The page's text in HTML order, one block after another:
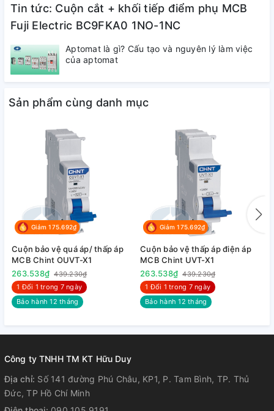
Tin tức: Cuộn cắt + khối tiếp điểm phụ MCB
Fuji Electric BC9FKA0 1NO-1NC
Aptomat là gì? Cấu tạo và nguyên lý làm việc
của aptomat
Sản phẩm cùng danh mục
Giảm 175.692₫
Cuộn bảo vệ quá áp/ thấp áp
MCB Chint OUVT-X1
263.538₫ 439.230₫
1 Đổi 1 trong 7 ngày
Bảo hành 12 tháng
Giảm 175.692₫
Cuộn bảo vệ thấp áp điện áp
MCB Chint UVT-X1
263.538₫ 439.230₫
1 Đổi 1 trong 7 ngày
Bảo hành 12 tháng
Công ty TNHH TM KT Hữu Duy
Địa chỉ: Số 141 đường Phú Châu, KP1, P. Tam Bình, TP. Thủ
Đức, TP Hồ Chí Minh